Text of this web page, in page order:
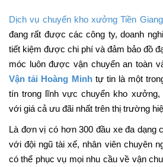
Dịch vụ chuyển kho xưởng Tiền
đang rất được các công ty, doanh
tiết kiệm được chi phí và đảm bảo đồ
móc luôn được vận chuyển an toàn
Vận tải Hoàng Minh tự tin là một
tín trong lĩnh vực chuyển kho xưởng,
với giá cả ưu đãi nhất trên thị trường
Là đơn vị có hơn 300 đầu xe đa dạng
với đội ngũ tài xế, nhân viên chuyên
có thể phục vụ mọi nhu cầu về vận